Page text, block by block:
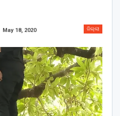
ଜିଲ୍ଲା
May 18, 2020